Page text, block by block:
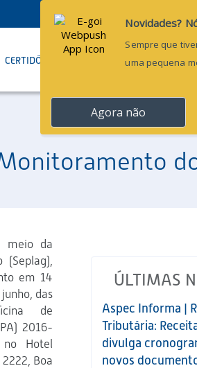
CERTIDÕES CONTATO
meio da
(Seplag),
em 14
das
de
2016-
no Hotel
Boa
ÚLTIMAS
Aspec Informa |
Tributária:
divulga
novos